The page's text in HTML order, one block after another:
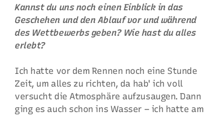
Kannst du uns noch einen Einblick in das
Geschehen und den Ablauf vor und während
des Wettbewerbs geben? Wie hast du alles
erlebt?
Ich hatte vor dem Rennen noch eine Stunde
Zeit, um alles zu richten, da hab' ich voll
versucht die Atmosphäre aufzusaugen. Dann
ging es auch schon ins Wasser – ich hatte am